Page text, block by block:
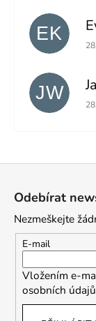
EK
JW
Odebírat
Nezmeškejte
E-mail
Vložením e-
osobních údajů